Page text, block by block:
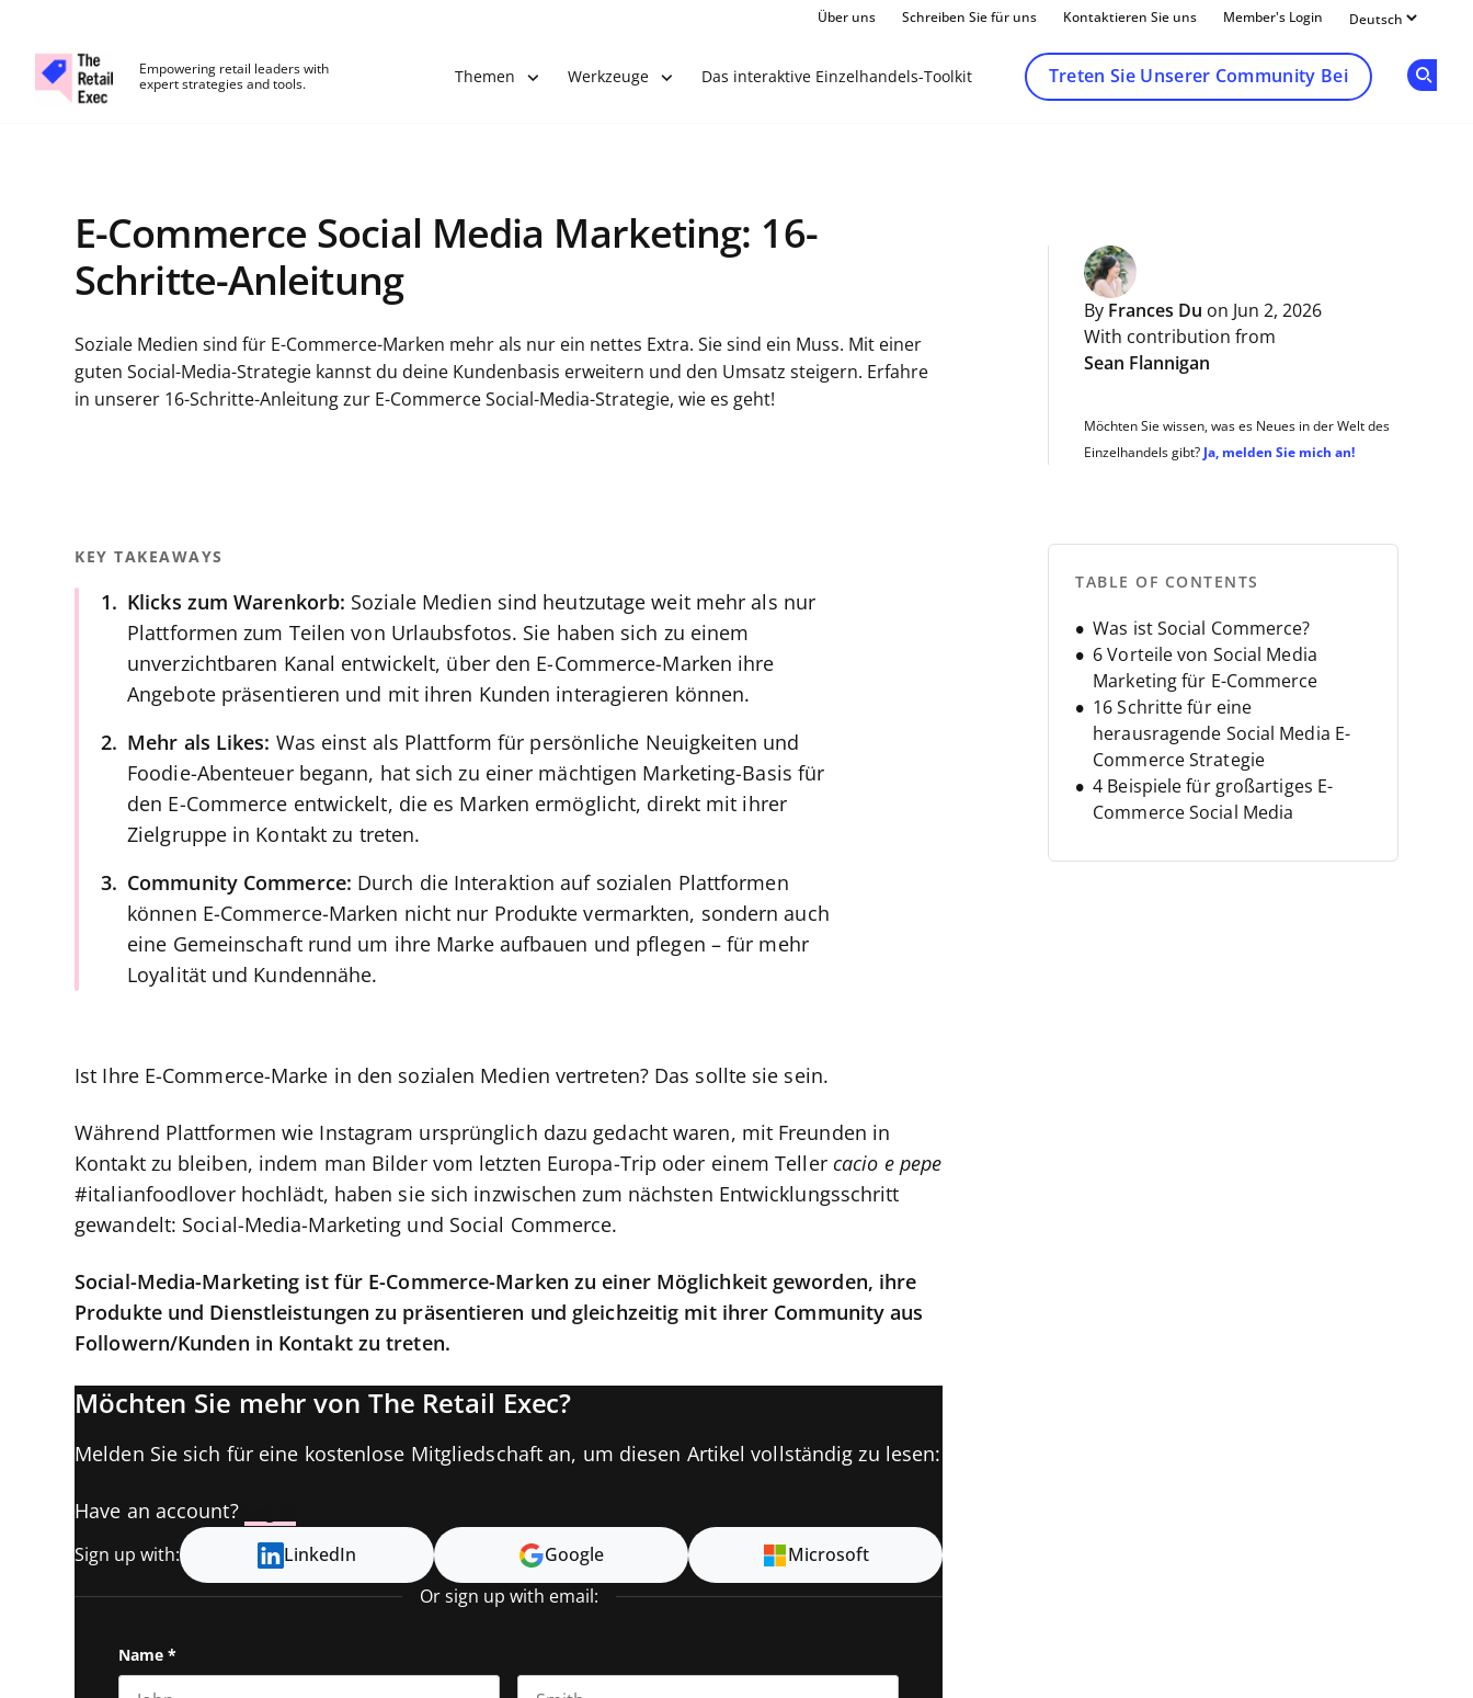
Über uns Schreiben Sie für uns Kontaktieren Sie uns Member's Login
Empowering retail leaders with
expert strategies and tools.
Themen Werkzeuge Das interaktive Einzelhandels-Toolkit Treten Sie Unserer Community Bei
E-Commerce Social Media Marketing: 16-
Schritte-Anleitung
By Frances Du on Jun 2, 2026
With contribution from
Sean Flannigan
Möchten Sie wissen, was es Neues in der Welt des
Einzelhandels gibt? Ja, melden Sie mich an!
Soziale Medien sind für E-Commerce-Marken mehr als nur ein nettes Extra. Sie sind ein Muss. Mit einer
guten Social-Media-Strategie kannst du deine Kundenbasis erweitern und den Umsatz steigern. Erfahre
in unserer 16-Schritte-Anleitung zur E-Commerce Social-Media-Strategie, wie es geht!
KEY TAKEAWAYS
Klicks zum Warenkorb: Soziale Medien sind heutzutage weit mehr als nur
Plattformen zum Teilen von Urlaubsfotos. Sie haben sich zu einem
unverzichtbaren Kanal entwickelt, über den E-Commerce-Marken ihre
Angebote präsentieren und mit ihren Kunden interagieren können.
Mehr als Likes: Was einst als Plattform für persönliche Neuigkeiten und
Foodie-Abenteuer begann, hat sich zu einer mächtigen Marketing-Basis für
den E-Commerce entwickelt, die es Marken ermöglicht, direkt mit ihrer
Zielgruppe in Kontakt zu treten.
Community Commerce: Durch die Interaktion auf sozialen Plattformen
können E-Commerce-Marken nicht nur Produkte vermarkten, sondern auch
eine Gemeinschaft rund um ihre Marke aufbauen und pflegen – für mehr
Loyalität und Kundennähe.
Ist Ihre E-Commerce-Marke in den sozialen Medien vertreten? Das sollte sie sein.
Während Plattformen wie Instagram ursprünglich dazu gedacht waren, mit Freunden in
Kontakt zu bleiben, indem man Bilder vom letzten Europa-Trip oder einem Teller cacio e pepe
#italianfoodlover hochlädt, haben sie sich inzwischen zum nächsten Entwicklungsschritt
gewandelt: Social-Media-Marketing und Social Commerce.
Social-Media-Marketing ist für E-Commerce-Marken zu einer Möglichkeit geworden, ihre
Produkte und Dienstleistungen zu präsentieren und gleichzeitig mit ihrer Community aus
Followern/Kunden in Kontakt zu treten.
Möchten Sie mehr von The Retail Exec?
Melden Sie sich für eine kostenlose Mitgliedschaft an, um diesen Artikel vollständig zu lesen:
Have an account?
Sign up with: LinkedIn Google Microsoft
Or sign up with email:
Name *
TABLE OF CONTENTS
Was ist Social Commerce?
6 Vorteile von Social Media
Marketing für E-Commerce
16 Schritte für eine
herausragende Social Media E-
Commerce Strategie
4 Beispiele für großartiges E-
Commerce Social Media
Sei mutig, sei sozial, sei